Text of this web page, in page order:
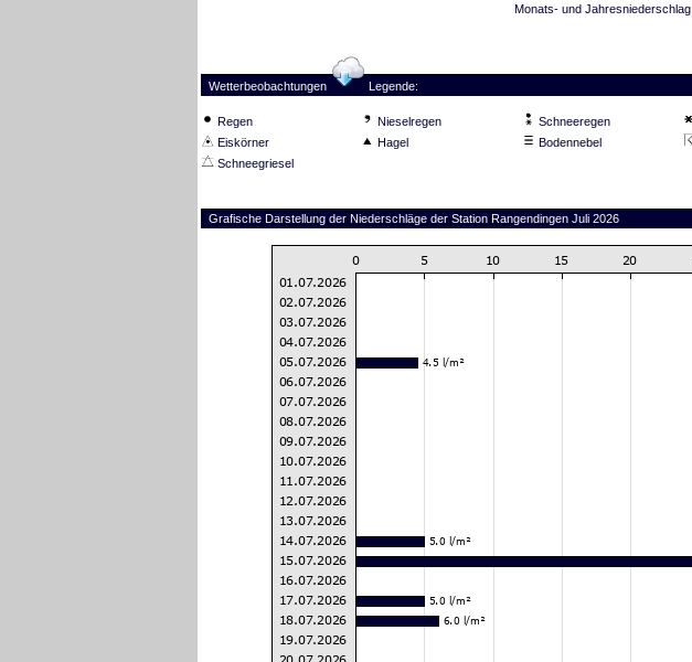
Monats- und Jahresniederschlag
Wetterbeobachtungen Legende:
Regen Nieselregen Schneeregen
Eiskörner
Hagel Bodennebel
Schneegriesel
Grafische Darstellung der Niederschläge der Station Rangendingen Juli 2026